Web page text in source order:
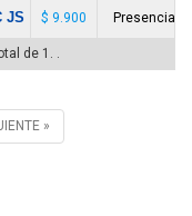
JS $ 9.900 Presencial
de 1. .
»